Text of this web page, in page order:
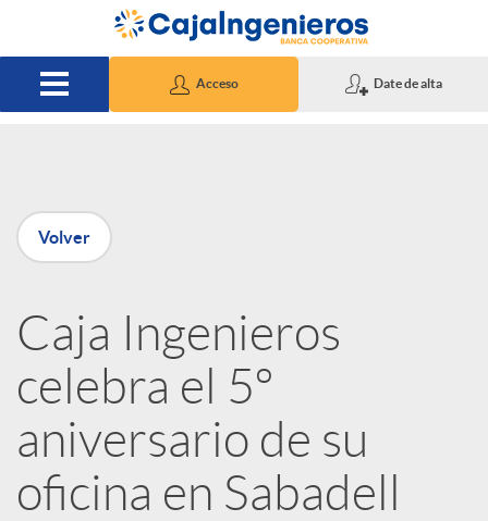
Saltar al contenido principal
Acceso Date de alta
P
u
b
l
i
Volver
Caja Ingenieros
celebra el 5º
aniversario de su
oficina en Sabadell